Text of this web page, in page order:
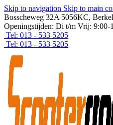
Skip to navigation Skip to main
Bosscheweg 32A 5056KC,
Openingstijden: Di t/m Vrij: 9:00-
Tel: 013 - 533 5205
Tel: 013 - 533 5205